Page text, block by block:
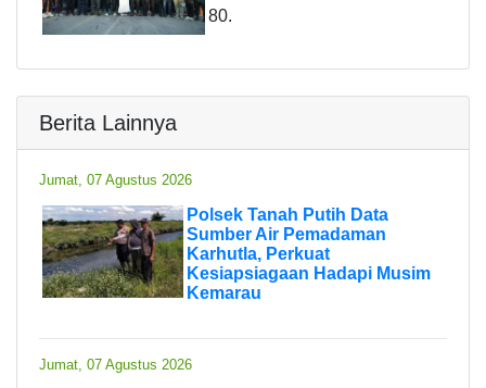
80.
Berita Lainnya
Jumat, 07 Agustus 2026
Polsek Tanah Putih Data
Sumber Air Pemadaman
Karhutla, Perkuat
Kesiapsiagaan Hadapi Musim
Kemarau
Jumat, 07 Agustus 2026